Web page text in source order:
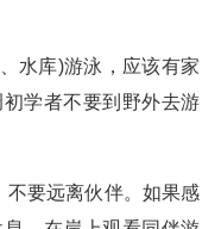
水库)游泳，应该有家
学者不要到野外去游
不要远离伙伴。如果感